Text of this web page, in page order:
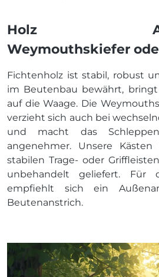
Holz
Weymouthskiefer
Fichtenholz ist stabil, robust
im Beutenbau bewährt,
auf die Waage. Die
verzieht sich auch bei
und macht das
angenehmer. Unsere
stabilen Trage- oder
unbehandelt geliefert. Für
empfiehlt sich ein
Beutenanstrich.